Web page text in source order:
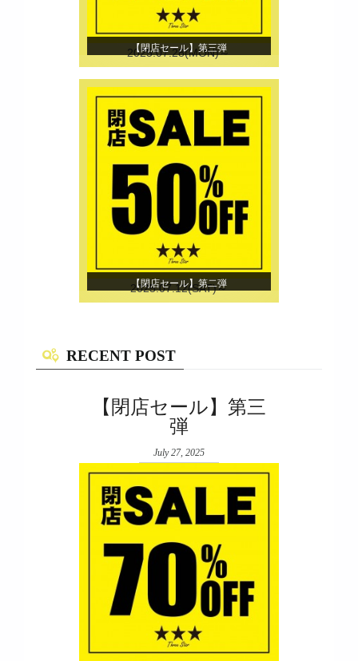
【閉店セール】第三弾
2025.07.28(MON)～
【閉店セール】第二弾
2025.07.12(SAT)～
RECENT POST
【閉店セール】第三
弾
July 27, 2025